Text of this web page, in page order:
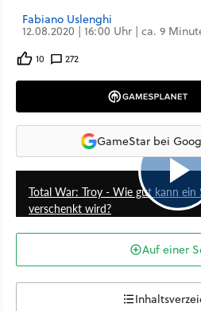
Fabiano Uslenghi
12.08.2020 | 16:00 Uhr | ca. 9
10 272
GameStar bei
Total War: Troy - Wie gut kann ein
verschenkt wird?
Auf einer